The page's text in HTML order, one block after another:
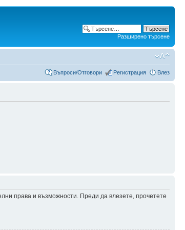
Разширено търсене
Въпроси/Отговори Регистрация Влез
права и възможности. Преди да влезете, прочетете